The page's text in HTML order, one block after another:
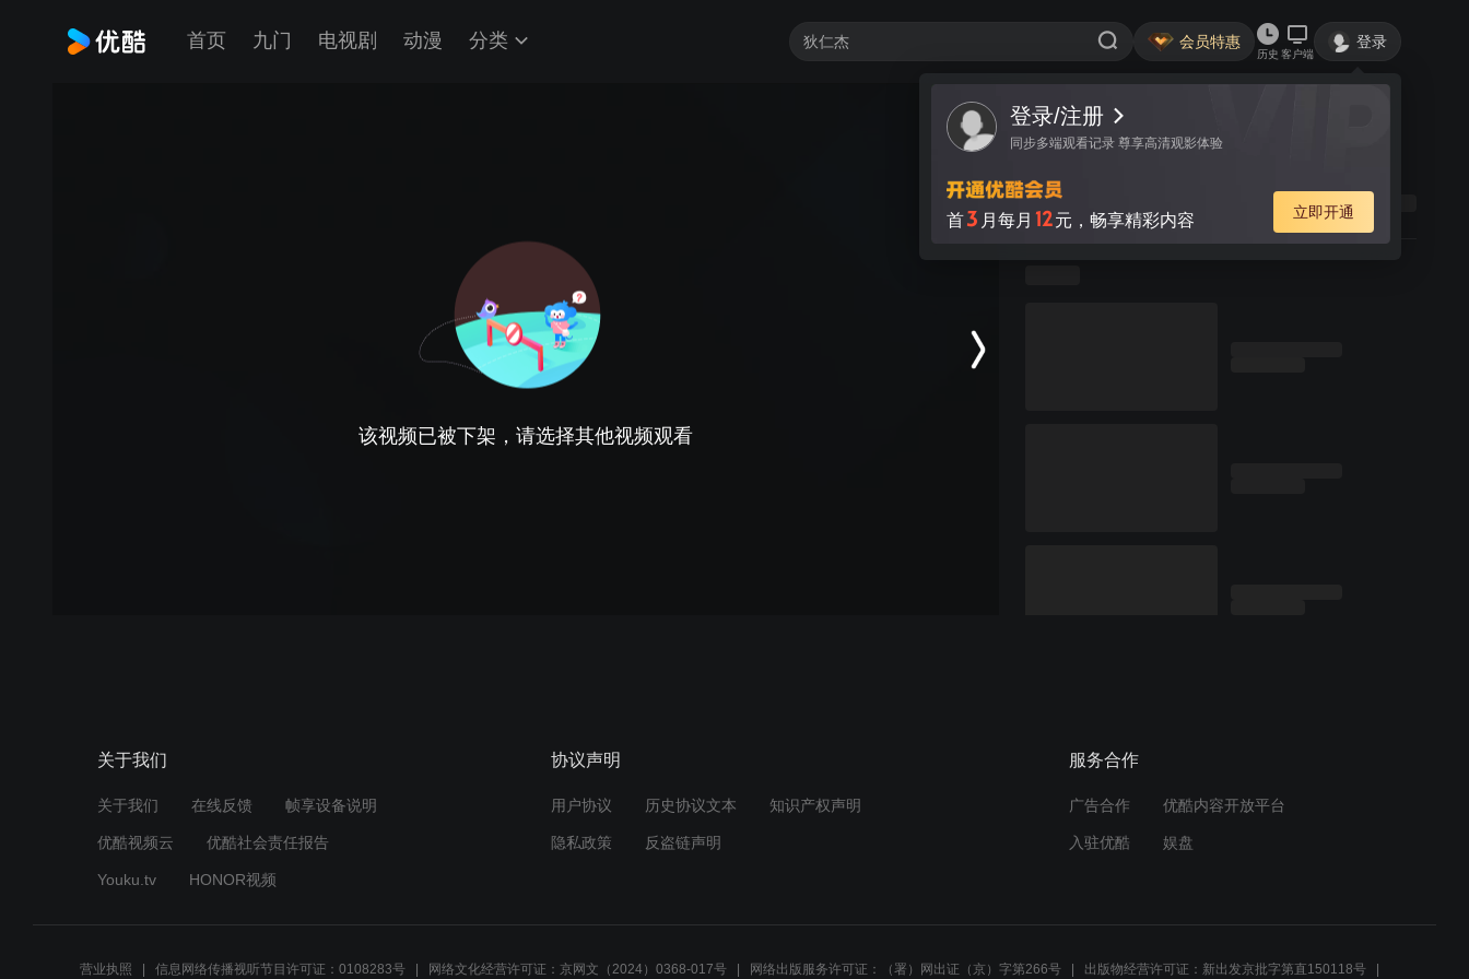
首页 九门 电视剧 动漫 分类 会员特惠
历史 客户端
登录
登录/注册
同步多端观看记录 尊享高清观影体验
首3 月每月 12元，畅享精彩内容 立即开通
该视频已被下架，请选择其他视频观看
关于我们
关于我们 在线反馈 帧享设备说明
优酷视频云 优酷社会责任报告
Youku.tv HONOR视频
协议声明
用户协议 历史协议文本 知识产权声明
隐私政策 反盗链声明
服务合作
广告合作 优酷内容开放平台
入驻优酷 娱盘
营业执照 信息网络传播视听节目许可证：0108283号 网络文化经营许可证：京网文（2024）0368-017号 网络出版服务许可证：（署）网出证（京）字第266号 出版物经营许可证：新出发京批字第直150118号